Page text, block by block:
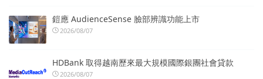
鎧應 AudienceSense 臉部辨識功能上市
2026/08/07
HDBank 取得越南歷來最大規模國際銀團社會貸款
2026/08/07